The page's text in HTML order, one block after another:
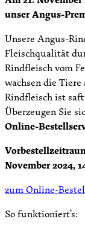
unser Angus-
Unsere Angus-
Fleischqualität
Rindfleisch vom
wachsen die
Rindfleisch ist
Überzeugen Sie
Online-
November 2024,
zum Online-
So funktioniert’s: